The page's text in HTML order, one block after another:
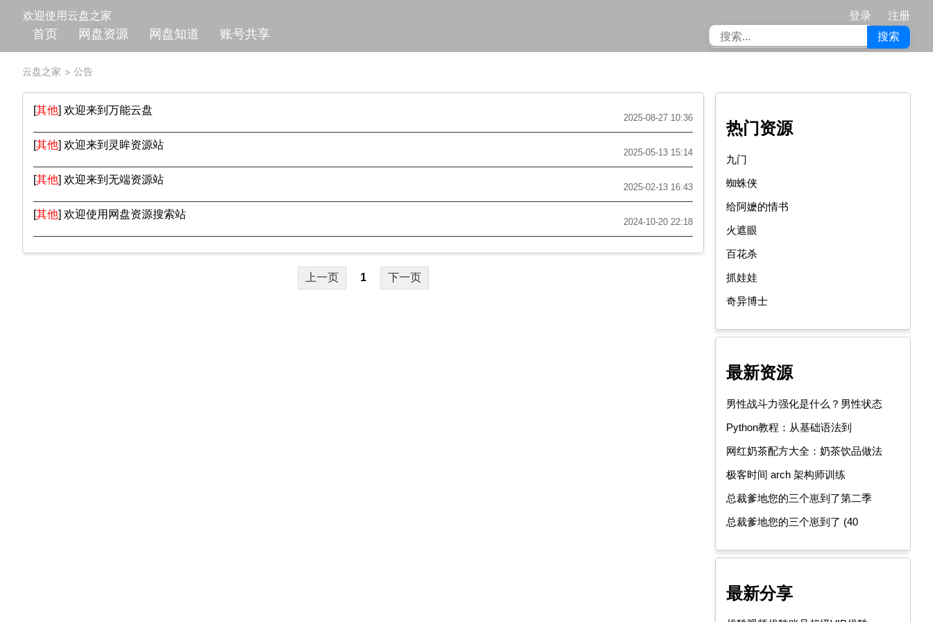
欢迎使用云盘之家 登录 注册
首页 网盘资源 网盘知道 账号共享 搜索
云盘之家 > 公告
[其他] 欢迎来到万能云盘
2025-08-27 10:36
[其他] 欢迎来到灵眸资源站
2025-05-13 15:14
[其他] 欢迎来到无端资源站
2025-02-13 16:43
[其他] 欢迎使用网盘资源搜索站
2024-10-20 22:18
上一页 1 下一页
热门资源
九门
蜘蛛侠
给阿嬷的情书
火遮眼
百花杀
抓娃娃
奇异博士
最新资源
男性战斗力强化是什么？男性状态
Python教程：从基础语法到
网红奶茶配方大全：奶茶饮品做法
极客时间 arch 架构师训练
总裁爹地您的三个崽到了第二季
总裁爹地您的三个崽到了 (40
最新分享